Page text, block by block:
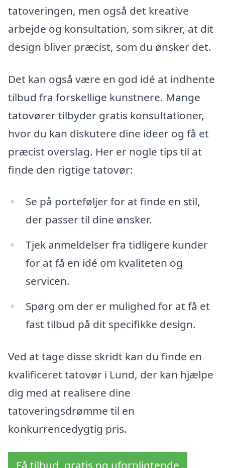
tatoveringen, men også det kreative
arbejde og konsultation, som sikrer, at dit
design bliver præcist, som du ønsker det.
Det kan også være en god idé at indhente
tilbud fra forskellige kunstnere. Mange
tatovører tilbyder gratis konsultationer,
hvor du kan diskutere dine ideer og få et
præcist overslag. Her er nogle tips til at
finde den rigtige tatovør:
Se på porteføljer for at finde en stil,
der passer til dine ønsker.
Tjek anmeldelser fra tidligere kunder
for at få en idé om kvaliteten og
servicen.
Spørg om der er mulighed for at få et
fast tilbud på dit specifikke design.
Ved at tage disse skridt kan du finde en
kvalificeret tatovør i Lund, der kan hjælpe
dig med at realisere dine
tatoveringsdrømme til en
konkurrencedygtig pris.
Få tilbud, gratis og uforpligtende